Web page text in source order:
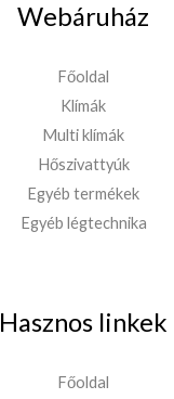
Webáruház
Főoldal
Klímák
Multi klímák
Hőszivattyúk
Egyéb termékek
Egyéb légtechnika
Hasznos linkek
Főoldal